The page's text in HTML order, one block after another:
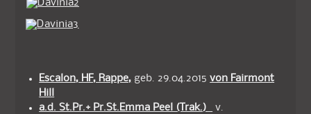
Escalon, HF, Rappe, geb. 29.04.2015von Fairmont
Hill
a.d. St.Pr.+ Pr.St.Emma Peel (Trak.)
v.